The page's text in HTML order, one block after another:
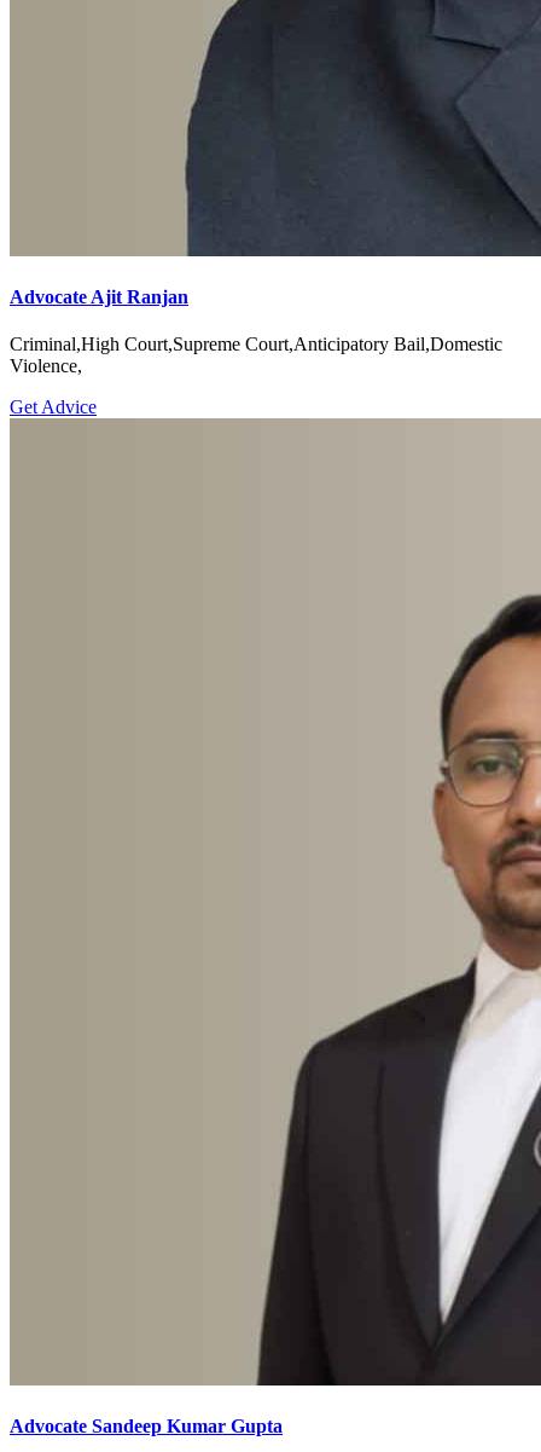
Advocate Ajit Ranjan
Criminal,High Court,Supreme Court,Anticipatory Bail,Domestic
Violence,
Get Advice
Advocate Sandeep Kumar Gupta